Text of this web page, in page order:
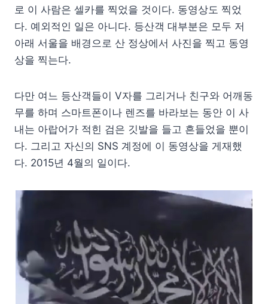
로 이 사람은 셀카를 찍었을 것이다. 동영상도 찍었
다. 예외적인 일은 아니다. 등산객 대부분은 모두 저
아래 서울을 배경으로 산 정상에서 사진을 찍고 동영
상을 찍는다.
다만 여느 등산객들이 V자를 그리거나 친구와 어깨동
무를 하며 스마트폰이나 렌즈를 바라보는 동안 이 사
내는 아랍어가 적힌 검은 깃발을 들고 흔들었을 뿐이
다. 그리고 자신의 SNS 계정에 이 동영상을 게재했
다. 2015년 4월의 일이다.